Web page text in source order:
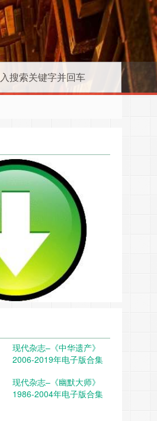
现代杂志–《中华遗产》
2006-2019年电子版合集
现代杂志–《幽默大师》
1986-2004年电子版合集